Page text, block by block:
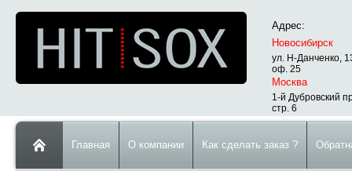
Адрес:
Новосибирск
ул. Н-Данченко,
оф. 25
Москва
1-й Дубровский
стр. 6
Главная О компании Как сделать заказ ?